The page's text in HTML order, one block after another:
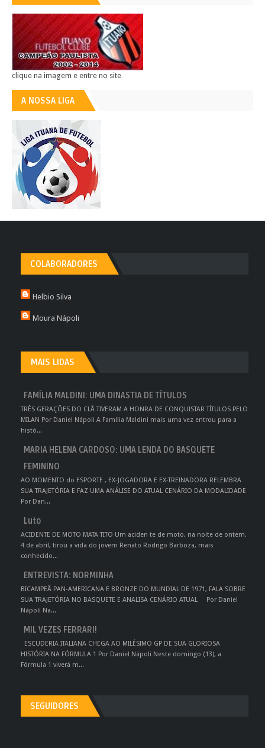
clique na imagem e entre no site
A NOSSA LIGA
COLABORADORES
Helbio Silva
Moura Nápoli
MAIS LIDAS
FAMÍLIA MALDINI: UMA DINASTIA DE TÍTULOS
TRÊS GERAÇÕES DO CLÃ TIVERAM A HONRA DE CONQUISTAR TÍTULOS PELO
MILAN Por Daniel Nápoli A Família Maldini mais uma vez entrou para a
histó...
MARIA HELENA CARDOSO: UMA LENDA DO BASQUETE
FEMININO
AO MOMENTO do ESPORTE , EX-JOGADORA E EX-TREINADORA RELEMBRA
SUA TRAJETÓRIA E FAZ UMA ANÁLISE DO ATUAL CENÁRIO DA MODALIDADE
Por Dan...
Luto
ACIDENTE DE MOTO MATA TITO Um aciden te de moto, na noite de ontem,
4 de abril, tirou a vida do jovem Renato Rodrigo Barboza, mais
conhecido...
ENTREVISTA: NORMINHA
BICAMPEÃ PAN-AMERICANA E BRONZE DO MUNDIAL DE 1971, FALA SOBRE
SUA TRAJETÓRIA NO BASQUETE E ANALISA CENÁRIO ATUAL Por Daniel
Nápoli Na...
MIL VEZES FERRARI!
ESCUDERIA ITALIANA CHEGA AO MILÉSIMO GP DE SUA GLORIOSA
HISTÓRIA NA FÓRMULA 1 Por Daniel Nápoli Neste domingo (13), a
Fórmula 1 viverá m...
SEGUIDORES